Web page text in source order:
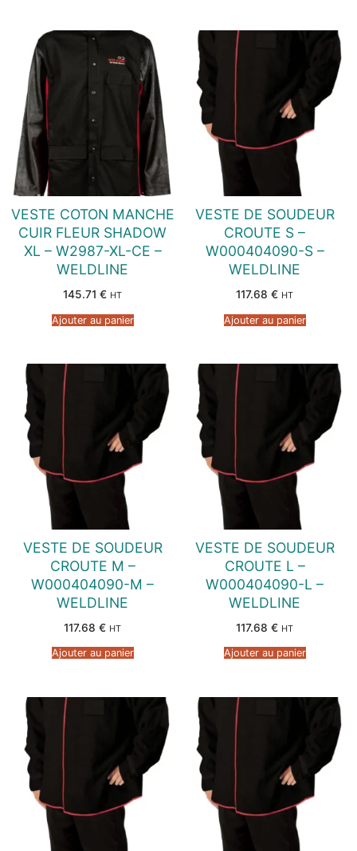
VESTE COTON MANCHE
CUIR FLEUR SHADOW
XL – W2987-XL-CE –
WELDLINE
145.71 € HT
Ajouter au panier
VESTE DE SOUDEUR
CROUTE S –
W000404090-S –
WELDLINE
117.68 € HT
Ajouter au panier
VESTE DE SOUDEUR
CROUTE M –
W000404090-M –
WELDLINE
117.68 € HT
Ajouter au panier
VESTE DE SOUDEUR
CROUTE L –
W000404090-L –
WELDLINE
117.68 € HT
Ajouter au panier